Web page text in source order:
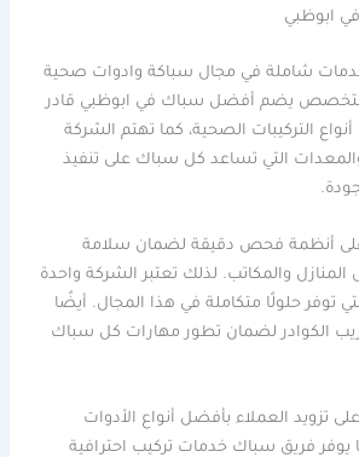
ابوظبي
شاملة في مجال سباكة وادوات صحية
متخصص يضم أفضل سباك في ابوظبي قادر
التركيبات الصحية، كما تهتم الشركة
التي تساعد كل سباك على تنفيذ
أنظمة فحص دقيقة لضمان سلامة
المنازل والمكاتب. لذلك تعتبر الشركة واحدة
توفر حلولًا متكاملة في هذا المجال. أيضًا
الكوادر لضمان تطور مهارات كل سباك
تزويد العملاء بأفضل أنواع الأدوات
يوفر فريق سباك خدمات تركيب احترافية